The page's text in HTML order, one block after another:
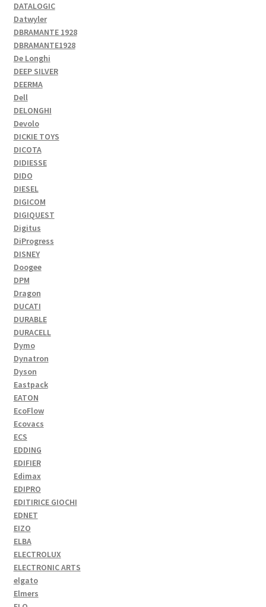
DATALOGIC
Datwyler
DBRAMANTE 1928
DBRAMANTE1928
De Longhi
DEEP SILVER
DEERMA
Dell
DELONGHI
Devolo
DICKIE TOYS
DICOTA
DIDIESSE
DIDO
DIESEL
DIGICOM
DIGIQUEST
Digitus
DiProgress
DISNEY
Doogee
DPM
Dragon
DUCATI
DURABLE
DURACELL
Dymo
Dynatron
Dyson
Eastpack
EATON
EcoFlow
Ecovacs
ECS
EDDING
EDIFIER
Edimax
EDIPRO
EDITIRICE GIOCHI
EDNET
EIZO
ELBA
ELECTROLUX
ELECTRONIC ARTS
elgato
Elmers